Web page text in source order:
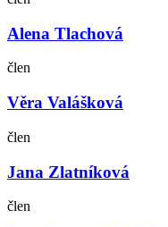
Alena Tlachová
člen
Věra Valášková
člen
Jana Zlatníková
člen